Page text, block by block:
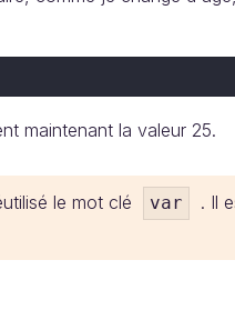
maintenant la valeur 25.
le mot clé var
. Il